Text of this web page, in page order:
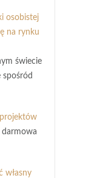
osobistej
na rynku
świecie
spośród
darmowa
własny